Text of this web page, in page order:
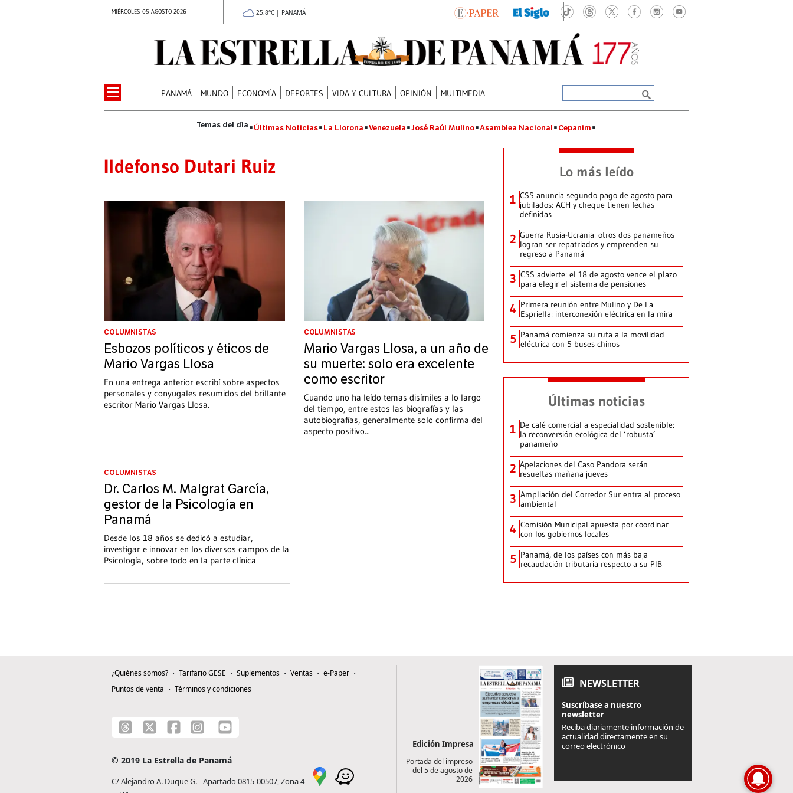
MIÉRCOLES 05 AGOSTO 2026 25.8°C | PANAMÁ
PANAMÁ MUNDO ECONOMÍA DEPORTES VIDA Y CULTURA OPINIÓN MULTIMEDIA
Últimas Noticias La Llorona Venezuela José Raúl Mulino Asamblea Nacional Cepanim
Ildefonso Dutari Ruiz
COLUMNISTAS
Esbozos políticos y éticos de
Mario Vargas Llosa
En una entrega anterior escribí sobre aspectos
personales y conyugales resumidos del brillante
escritor Mario Vargas Llosa.
COLUMNISTAS
Mario Vargas Llosa, a un año de
su muerte: solo era excelente
como escritor
Cuando uno ha leído temas disímiles a lo largo
del tiempo, entre estos las biografías y las
autobiografías, generalmente solo confirma del
aspecto positivo...
COLUMNISTAS
Dr. Carlos M. Malgrat García,
gestor de la Psicología en
Panamá
Desde los 18 años se dedicó a estudiar,
investigar e innovar en los diversos campos de la
Psicología, sobre todo en la parte clínica
Lo más leído
1 CSS anuncia segundo pago de agosto para
jubilados: ACH y cheque tienen fechas
definidas
2 Guerra Rusia-Ucrania: otros dos panameños
logran ser repatriados y emprenden su
regreso a Panamá
3 CSS advierte: el 18 de agosto vence el plazo
para elegir el sistema de pensiones
4 Primera reunión entre Mulino y De La
Espriella: interconexión eléctrica en la mira
5 Panamá comienza su ruta a la movilidad
eléctrica con 5 buses chinos
Últimas noticias
1 De café comercial a especialidad sostenible:
la reconversión ecológica del ‘robusta’
panameño
2 Apelaciones del Caso Pandora serán
resueltas mañana jueves
3 Ampliación del Corredor Sur entra al proceso
ambiental
4 Comisión Municipal apuesta por coordinar
con los gobiernos locales
5 Panamá, de los países con más baja
recaudación tributaria respecto a su PIB
¿Quiénes somos? Tarifario GESE Suplementos Ventas
e-Paper
Puntos de venta
Términos y condiciones
© 2019 La Estrella de Panamá
C/ Alejandro A. Duque G. - Apartado 0815-00507, Zona 4
Edición Impresa
Portada del impreso
del 5 de agosto de
2026
NEWSLETTER
Suscríbase a nuestro
newsletter
Reciba diariamente información de
actualidad directamente en su
correo electrónico